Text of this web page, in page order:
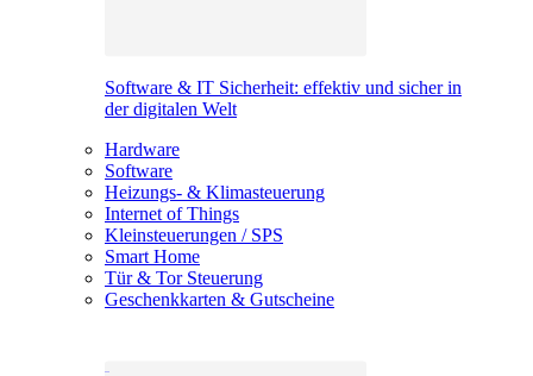
Software & IT Sicherheit: effektiv und sicher in
der digitalen Welt
Hardware
Software
Heizungs- & Klimasteuerung
Internet of Things
Kleinsteuerungen / SPS
Smart Home
Tür & Tor Steuerung
Geschenkkarten & Gutscheine